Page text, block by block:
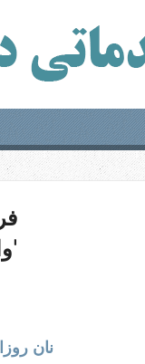
وارثان،رومیان،روح ، عیسی’
نان روزانه 2 آگوست